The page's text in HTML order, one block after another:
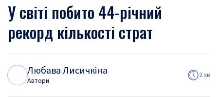
У світі побито 44-річний
рекорд кількості страт
Любава Лисичкіна
Автори
2 хв